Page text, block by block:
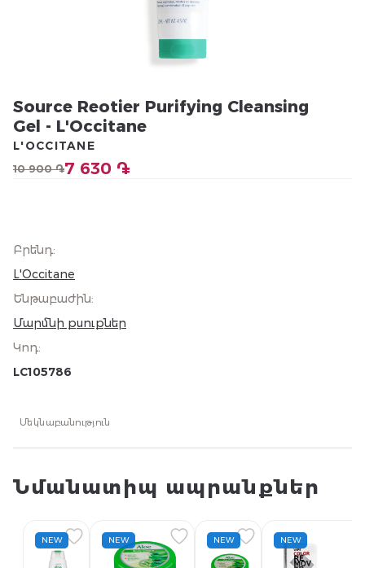
Source Reotier Purifying Cleansing
Gel - L'Occitane
10 900 ֏7 630 ֏
L'OCCITANE
Բրենդ:
L'Occitane
Ենթաբաժին:
Մարմնի քսուքներ
Կոդ:
LC105786
Մեկնաբանություն
Նմանատիպ ապրանքներ
NEW NEW NEW NEW